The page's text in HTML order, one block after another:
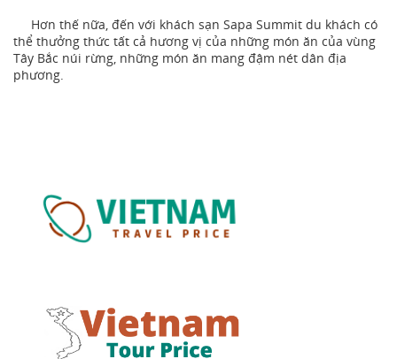
Hơn thế nữa, đến với khách sạn Sapa Summit du khách có
thể thưởng thức tất cả hương vị của những món ăn của vùng
Tây Bắc núi rừng, những món ăn mang đậm nét dân địa
phương.